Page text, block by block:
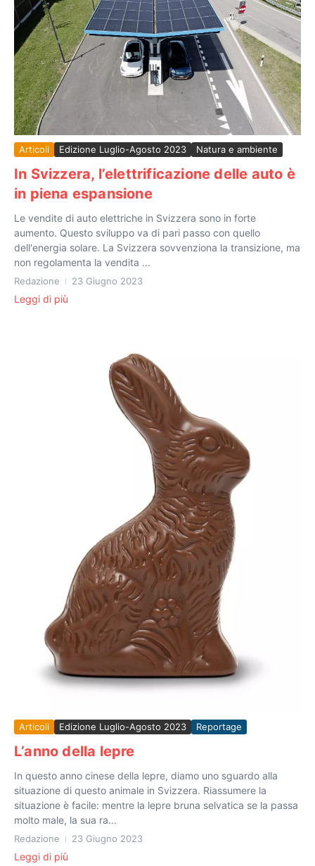
Articoli Edizione Luglio-Agosto 2023 Natura e ambiente
In Svizzera, l’elettrificazione delle auto è
in piena espansione
Le vendite di auto elettriche in Svizzera sono in forte
aumento. Questo sviluppo va di pari passo con quello
dell'energia solare. La Svizzera sovvenziona la transizione, ma
non regolamenta la vendita ...
Redazione 23 Giugno 2023
Leggi di più
Articoli Edizione Luglio-Agosto 2023 Reportage
L’anno della lepre
In questo anno cinese della lepre, diamo uno sguardo alla
situazione di questo animale in Svizzera. Riassumere la
situazione è facile: mentre la lepre bruna selvatica se la passa
molto male, la sua ra...
Redazione 23 Giugno 2023
Leggi di più